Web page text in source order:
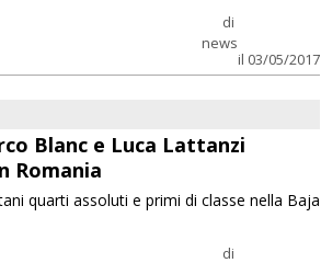
di
news
il 03/05/2017
Blanc e Luca Lattanzi
Romania
di
quarti assoluti e primi di classe nella Baja